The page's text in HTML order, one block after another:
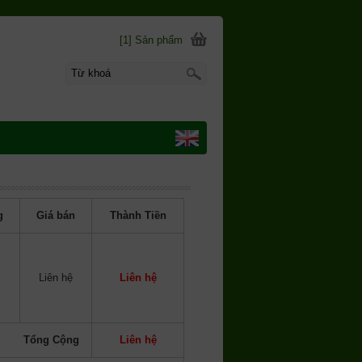
Giá bán Thành Tiền
Liên hệ Liên hệ
Tổng Cộng Liên hệ
[1] Sản phẩm